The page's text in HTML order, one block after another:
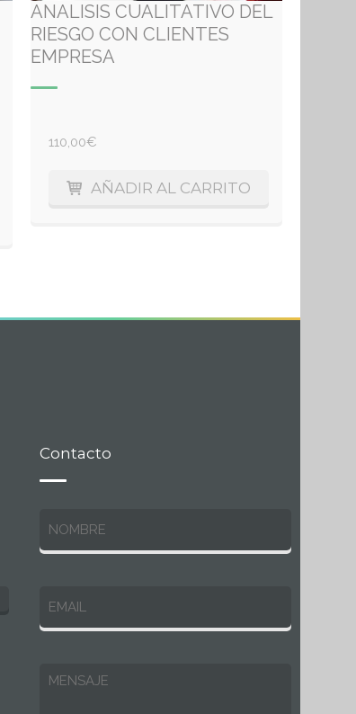
ANALISIS CUALITATIVO DEL
RIESGO CON CLIENTES
EMPRESA
110,00€
AÑADIR AL CARRITO
Contacto